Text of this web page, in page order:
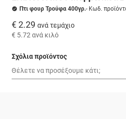
Πτι φουρ Τρούφα 400γρ.- Κωδ.
€ 2.29 ανά τεμάχιο
€ 5.72 ανά κιλό
Σχόλια προϊόντος